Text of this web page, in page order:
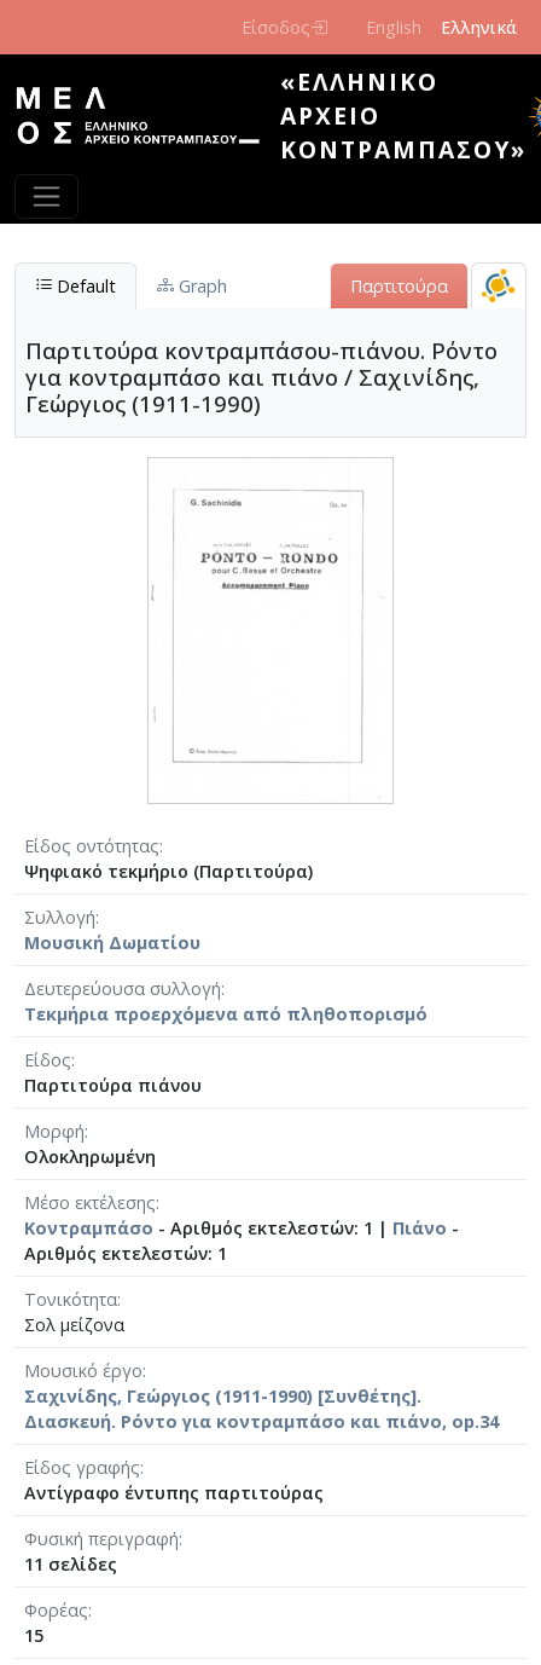
Είσοδος English Ελληνικά
«ΕΛΛΗΝΙΚΌ
ΑΡΧΕΊΟ
ΚΟΝΤΡΑΜΠΆΣΟΥ»
Default Graph Παρτιτούρα
Παρτιτούρα κοντραμπάσου-πιάνου. Ρόντο
για κοντραμπάσο και πιάνο / Σαχινίδης,
Γεώργιος (1911-1990)
Είδος οντότητας
Ψηφιακό τεκμήριο (Παρτιτούρα)
Συλλογή
Μουσική Δωματίου
Δευτερεύουσα συλλογή
Τεκμήρια προερχόμενα από πληθοπορισμό
Είδος
Παρτιτούρα πιάνου
Μορφή
Ολοκληρωμένη
Μέσο εκτέλεσης
Κοντραμπάσο - Αριθμός εκτελεστών: 1 | Πιάνο -
Αριθμός εκτελεστών: 1
Τονικότητα
Σολ μείζονα
Μουσικό έργο
Σαχινίδης, Γεώργιος (1911-1990) [Συνθέτης].
Διασκευή. Ρόντο για κοντραμπάσο και πιάνο, op.34
Είδος γραφής
Αντίγραφο έντυπης παρτιτούρας
Φυσική περιγραφή
11 σελίδες
Φορέας
15